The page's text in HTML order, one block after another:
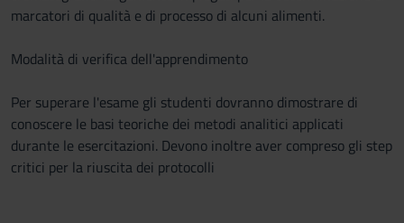
marcatori di qualità e di processo di alcuni alimenti.
Modalità di verifica dell'apprendimento
Per superare l'esame gli studenti dovranno dimostrare di
conoscere le basi teoriche dei metodi analitici applicati
durante le esercitazioni. Devono inoltre aver compreso gli step
critici per la riuscita dei protocolli